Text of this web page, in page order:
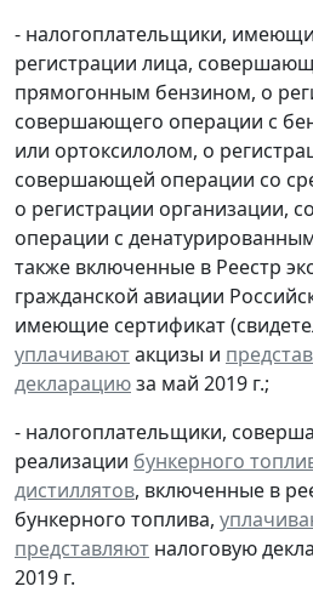
- налогоплательщики,
регистрации лица,
прямогонным бензином, о
совершающего операции с
или ортоксилолом, о
совершающей операции со
о регистрации организации,
операции с
также включенные в Реестр
гражданской авиации
имеющие сертификат
уплачиваютакцизы и
декларациюза май 2019 г.;
- налогоплательщики,
реализации бункерного
дистиллятов, включенные в
бункерного топлива,
представляют налоговую
2019 г.